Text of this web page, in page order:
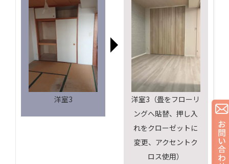
洋室3
洋室3（畳をフローリ
ングへ貼替、押し入
れをクローゼットに
変更、アクセントク
ロス使用）